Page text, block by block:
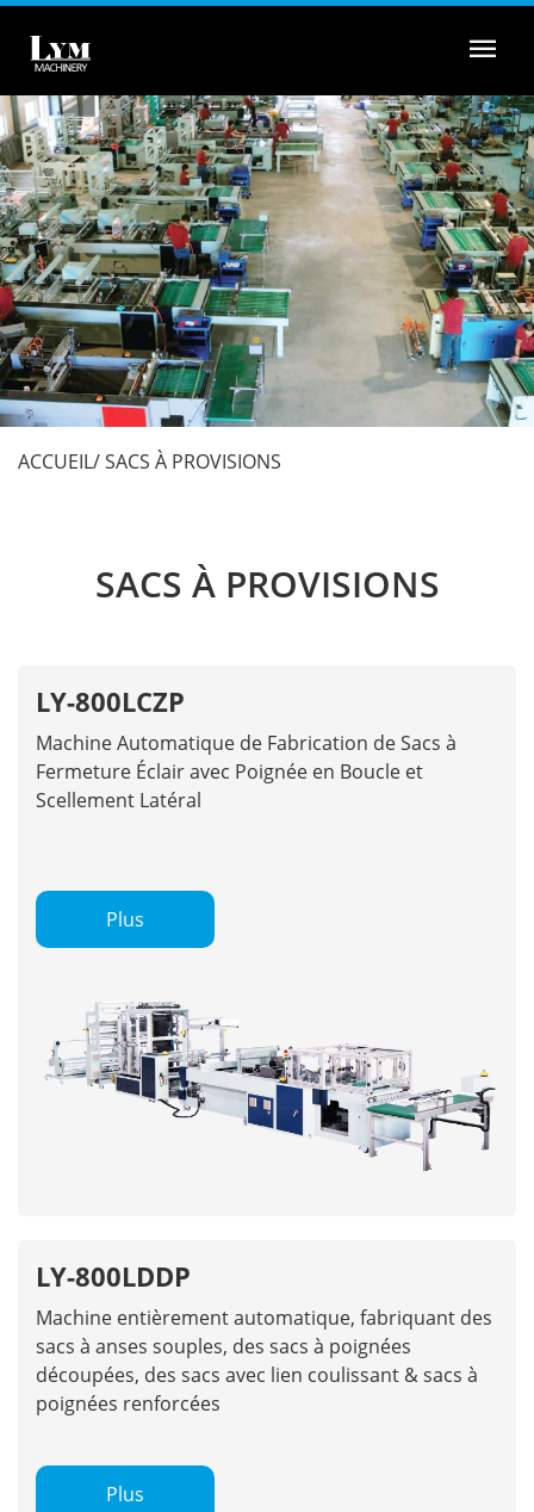
Menu
ACCUEIL SACS À PROVISIONS
SACS À PROVISIONS
LY-800LCZP
Machine Automatique de Fabrication de Sacs à
Fermeture Éclair avec Poignée en Boucle et
Scellement Latéral
Plus
LY-800LDDP
Machine entièrement automatique, fabriquant des
sacs à anses souples, des sacs à poignées
découpées, des sacs avec lien coulissant & sacs à
poignées renforcées
Plus